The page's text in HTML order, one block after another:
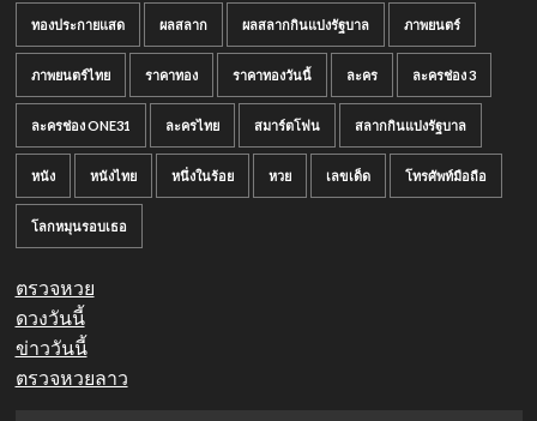
ทองประกายแสด ผลสลาก ผลสลากกินแบ่งรัฐบาล ภาพยนตร์
ภาพยนตร์ไทย ราคาทอง ราคาทองวันนี้ ละคร ละครช่อง 3
ละครช่อง ONE31 ละครไทย สมาร์ตโฟน สลากกินแบ่งรัฐบาล
หนัง หนังไทย หนึ่งในร้อย หวย เลขเด็ด โทรศัพท์มือถือ
โลกหมุนรอบเธอ
ตรวจหวย
ดวงวันนี้
ข่าววันนี้
ตรวจหวยลาว